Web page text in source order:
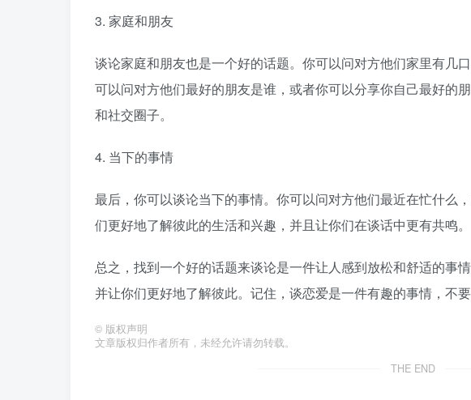
3. 家庭和朋友
谈论家庭和朋友也是一个好的话题。你可以问对方他们家里有几
可以问对方他们最好的朋友是谁，或者你可以分享你自己最好的
和社交圈子。
4. 当下的事情
最后，你可以谈论当下的事情。你可以问对方他们最近在忙什么
们更好地了解彼此的生活和兴趣，并且让你们在谈话中更有共鸣。
总之，找到一个好的话题来谈论是一件让人感到放松和舒适的事
并让你们更好地了解彼此。记住，谈恋爱是一件有趣的事情，不
© 版权声明
文章版权归作者所有，未经允许请勿转载。
THE END